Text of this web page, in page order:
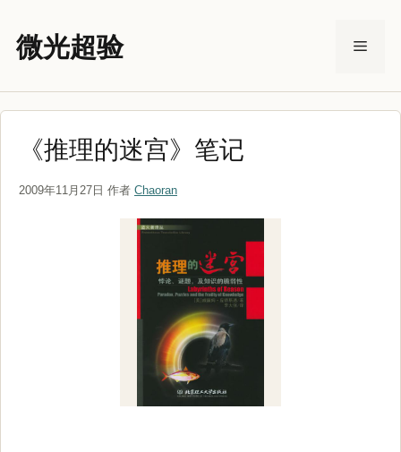
微光超验 菜
《推理的迷宫》笔记
2009年11月27日 作者 Chaoran